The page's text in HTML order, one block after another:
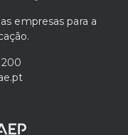
empresas para a
200